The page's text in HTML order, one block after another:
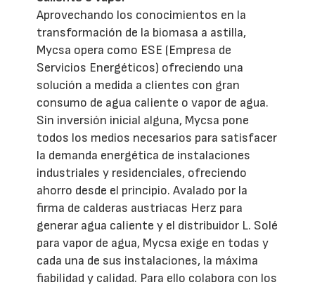
Aprovechando los conocimientos en la
transformación de la biomasa a astilla,
Mycsa opera como ESE (Empresa de
Servicios Energéticos) ofreciendo una
solución a medida a clientes con gran
consumo de agua caliente o vapor de agua.
Sin inversión inicial alguna, Mycsa pone
todos los medios necesarios para satisfacer
la demanda energética de instalaciones
industriales y residenciales, ofreciendo
ahorro desde el principio. Avalado por la
firma de calderas austriacas Herz para
generar agua caliente y el distribuidor L. Solé
para vapor de agua, Mycsa exige en todas y
cada una de sus instalaciones, la máxima
fiabilidad y calidad. Para ello colabora con los